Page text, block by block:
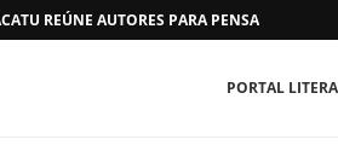
REÚNE AUTORES PARA PENSAR O
PORTAL